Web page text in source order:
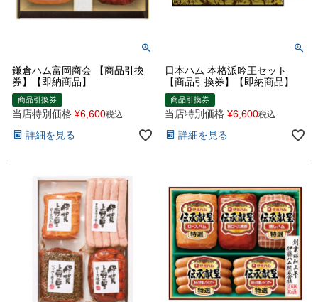
鎌倉ハム富岡商会 【商品引換
券】【即納商品】
商品引換券
当店特別価格 ¥6,600税込
詳細を見る
日本ハム 本格派吟王セット
【商品引換券】【即納商品】
商品引換券
当店特別価格 ¥6,600税込
詳細を見る